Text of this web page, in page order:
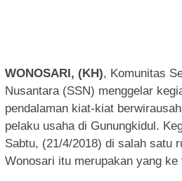
WONOSARI, (KH), Komunitas
Nusantara (SSN) menggelar
pendalaman kiat-kiat
pelaku usaha di Gunungkidul.
Sabtu, (21/4/2018) di salah satu
Wonosari itu merupakan yang ke